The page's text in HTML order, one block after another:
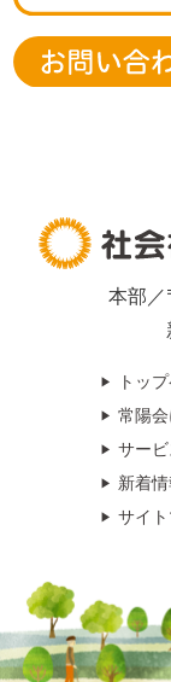
本部／
トッ
常陽
サー
新着
サイ